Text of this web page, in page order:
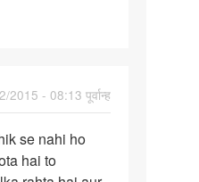
2015 - 08:13 पूर्वान्ह
se nahi ho
hai to